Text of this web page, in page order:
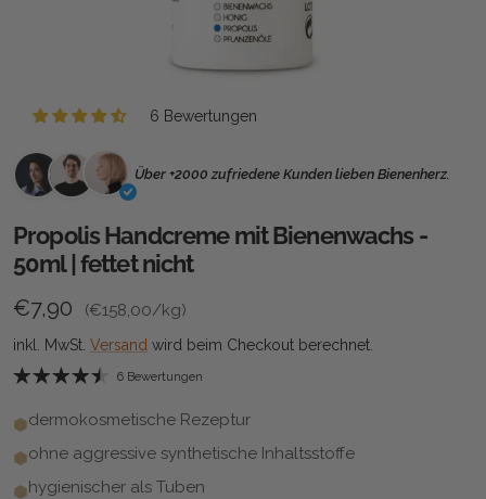
6 Bewertungen
Über +2000 zufriedene Kunden lieben Bienenherz.
Propolis Handcreme mit Bienenwachs -
50ml | fettet nicht
Normaler Preis
€7,90 Grundpreis
(€158,00/kg)
inkl. MwSt. Versand wird beim Checkout berechnet.
6 Bewertungen
dermokosmetische Rezeptur
ohne aggressive synthetische Inhaltsstoffe
hygienischer als Tuben